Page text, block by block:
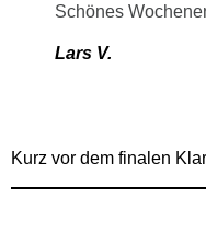
Schönes
Lars V.
Kurz vor dem finalen